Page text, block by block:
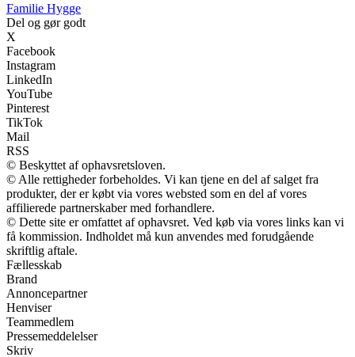
Familie Hygge
Del og gør godt
X
Facebook
Instagram
LinkedIn
YouTube
Pinterest
TikTok
Mail
RSS
© Beskyttet af ophavsretsloven.
© Alle rettigheder forbeholdes. Vi kan tjene en del af salget fra
produkter, der er købt via vores websted som en del af vores
affilierede partnerskaber med forhandlere.
© Dette site er omfattet af ophavsret. Ved køb via vores links kan vi
få kommission. Indholdet må kun anvendes med forudgående
skriftlig aftale.
Fællesskab
Brand
Annoncepartner
Henviser
Teammedlem
Pressemeddelelser
Skriv